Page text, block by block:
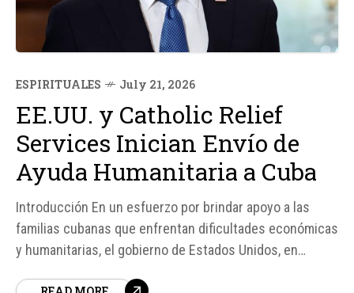
ESPIRITUALES July 21, 2026
EE.UU. y Catholic Relief
Services Inician Envío de
Ayuda Humanitaria a Cuba
Introducción En un esfuerzo por brindar apoyo a las
familias cubanas que enfrentan dificultades económicas
y humanitarias, el gobierno de Estados Unidos, en